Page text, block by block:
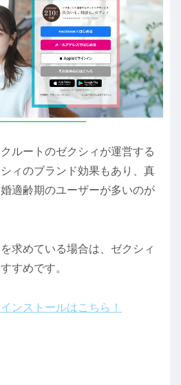
ルートのゼクシィが運営する
ィのブランド効果もあり、真
適齢期のユーザーが多いのが
求めている場合は、ゼクシィ
すめです。
ンストールはこちら！